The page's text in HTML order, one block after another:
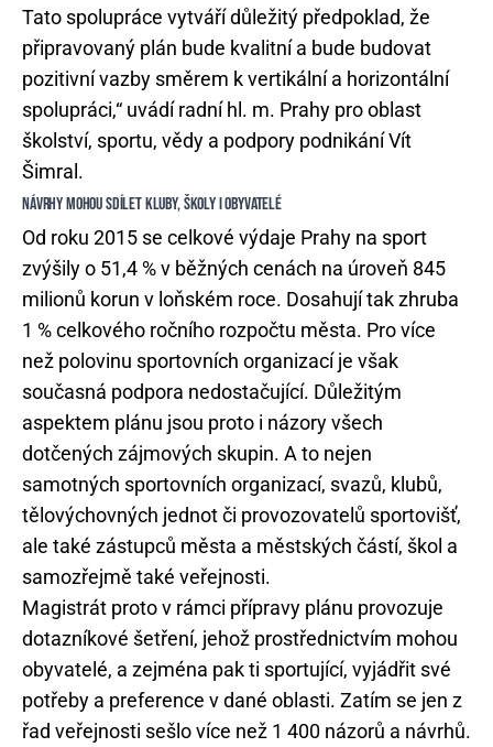
Tato spolupráce vytváří důležitý předpoklad, že
připravovaný plán bude kvalitní a bude budovat
pozitivní vazby směrem k vertikální a horizontální
spolupráci,“ uvádí radní hl. m. Prahy pro oblast
školství, sportu, vědy a podpory podnikání Vít
Šimral.
NÁVRHY MOHOU SDÍLET KLUBY, ŠKOLY I OBYVATELÉ
Od roku 2015 se celkové výdaje Prahy na sport
zvýšily o 51,4 % v běžných cenách na úroveň 845
milionů korun v loňském roce. Dosahují tak zhruba
1 % celkového ročního rozpočtu města. Pro více
než polovinu sportovních organizací je však
současná podpora nedostačující. Důležitým
aspektem plánu jsou proto i názory všech
dotčených zájmových skupin. A to nejen
samotných sportovních organizací, svazů, klubů,
tělovýchovných jednot či provozovatelů sportovišť,
ale také zástupců města a městských částí, škol a
samozřejmě také veřejnosti.
Magistrát proto v rámci přípravy plánu provozuje
dotazníkové šetření, jehož prostřednictvím mohou
obyvatelé, a zejména pak ti sportující, vyjádřit své
potřeby a preference v dané oblasti. Zatím se jen z
řad veřejnosti sešlo více než 1 400 názorů a návrhů.